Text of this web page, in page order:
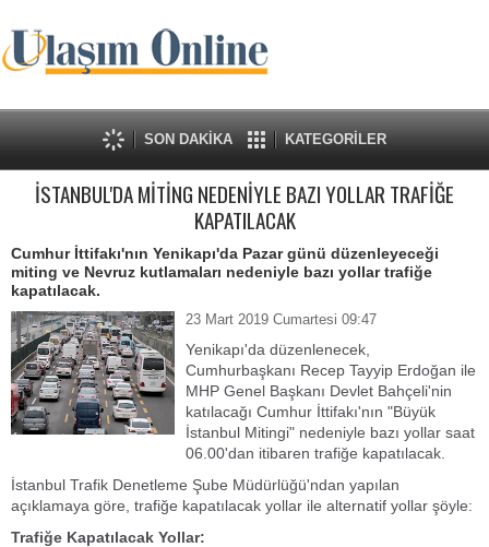
SON DAKİKA KATEGORİLER
İSTANBUL'DA MİTİNG NEDENİYLE BAZI YOLLAR TRAFİĞE
KAPATILACAK
Cumhur İttifakı'nın Yenikapı'da Pazar günü düzenleyeceği
miting ve Nevruz kutlamaları nedeniyle bazı yollar trafiğe
kapatılacak.
23 Mart 2019 Cumartesi 09:47
Yenikapı'da düzenlenecek,
Cumhurbaşkanı Recep Tayyip Erdoğan ile
MHP Genel Başkanı Devlet Bahçeli'nin
katılacağı Cumhur İttifakı'nın "Büyük
İstanbul Mitingi" nedeniyle bazı yollar saat
06.00'dan itibaren trafiğe kapatılacak.
İstanbul Trafik Denetleme Şube Müdürlüğü'ndan yapılan
açıklamaya göre, trafiğe kapatılacak yollar ile alternatif yollar şöyle:
Trafiğe Kapatılacak Yollar: